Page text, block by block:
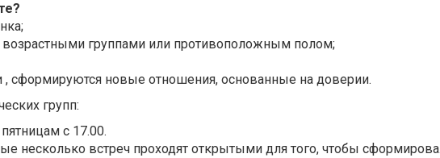
возрастными группами или противоположным полом;
, сформируются новые отношения, основанные на доверии.
групп:
с 17.00.
несколько встреч проходят открытыми для того, чтобы